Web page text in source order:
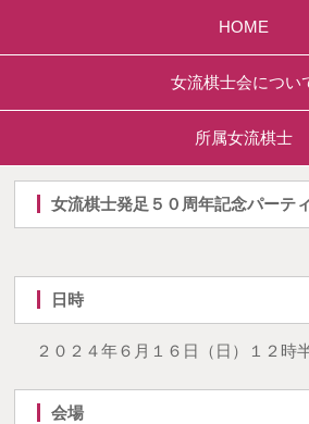
HOME
女流棋士会につい
所属女流棋士
女流棋士発足５０周年記念パーテ
日時
２０２４年６月１６日（日）１２時
会場